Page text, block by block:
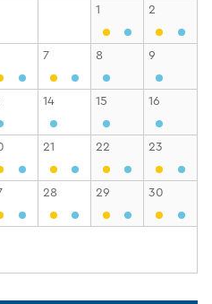
1 2
7 8 9
14 15 16
21 22 23
28 29 30